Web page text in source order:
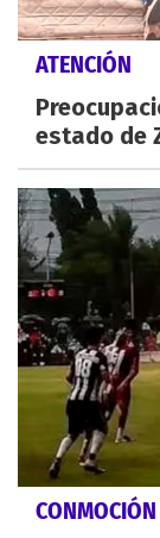
ATENCIÓN
estado de
CONMOCIÓN